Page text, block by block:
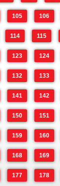
105 106
114 115
123 124
132 133
141 142
150 151
159 160
168 169
177 178